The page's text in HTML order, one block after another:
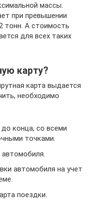
массы.
при превышении
тонн. А стоимость
для всех таких
карту?
карта выдается
необходимо
конца, со всеми
точками.
автомобиля на учет
поездки.